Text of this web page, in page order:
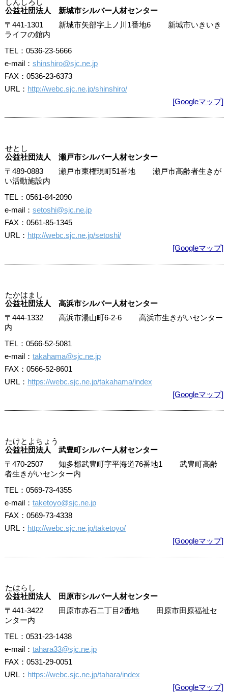
公益社団法人 新城市シルバー人材センター
〒441-1301 新城市矢部字上ノ川1番地6 新城市いきいき
ライフの館内
TEL：0536-23-5666
e-mail： shinshiro@sjc.ne.jp
FAX：0536-23-6373
URL： http://webc.sjc.ne.jp/shinshiro/
[Googleマップ]
せとし
公益社団法人 瀬戸市シルバー人材センター
〒489-0883 瀬戸市東権現町51番地 瀬戸市高齢者生きが
い活動施設内
TEL：0561-84-2090
e-mail： setoshi@sjc.ne.jp
FAX：0561-85-1345
URL： http://webc.sjc.ne.jp/setoshi/
[Googleマップ]
たかはまし
公益社団法人 高浜市シルバー人材センター
〒444-1332 高浜市湯山町6-2-6 高浜市生きがいセンター
内
TEL：0566-52-5081
e-mail： takahama@sjc.ne.jp
FAX：0566-52-8601
URL： https://webc.sjc.ne.jp/takahama/index
[Googleマップ]
たけとよちょう
公益社団法人 武豊町シルバー人材センター
〒470-2507 知多郡武豊町字平海道76番地1 武豊町高齢
者生きがいセンター内
TEL：0569-73-4355
e-mail： taketoyo@sjc.ne.jp
FAX：0569-73-4338
URL： http://webc.sjc.ne.jp/taketoyo/
[Googleマップ]
たはらし
公益社団法人 田原市シルバー人材センター
〒441-3422 田原市赤石二丁目2番地 田原市田原福祉セ
ンター内
TEL：0531-23-1438
e-mail： tahara33@sjc.ne.jp
FAX：0531-29-0051
URL： https://webc.sjc.ne.jp/tahara/index
[Googleマップ]